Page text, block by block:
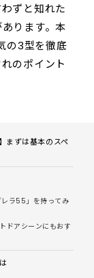
ずと知れた
ります。本
の3型を徹底
のポイント
まずは基本のスペ
ラ55」を持ってみ
ドアシーンにもおす